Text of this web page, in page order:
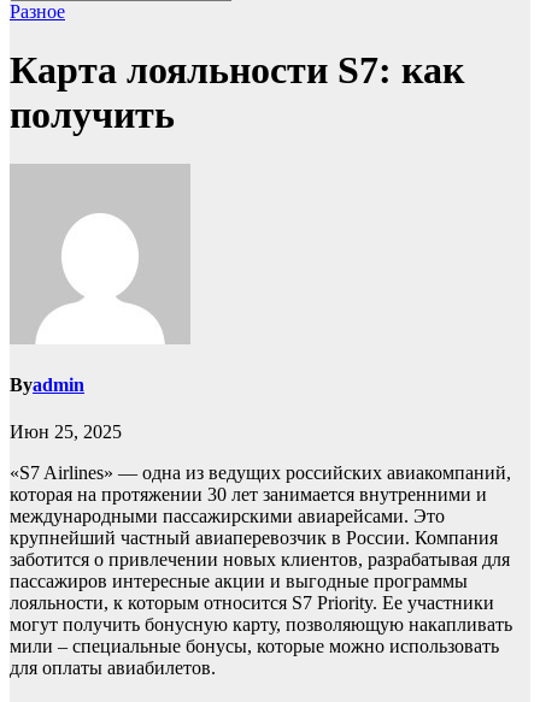
Разное
Карта лояльности S7: как
получить
Byadmin
Июн 25, 2025
«S7 Airlines» — одна из ведущих российских авиакомпаний,
которая на протяжении 30 лет занимается внутренними и
международными пассажирскими авиарейсами. Это
крупнейший частный авиаперевозчик в России. Компания
заботится о привлечении новых клиентов, разрабатывая для
пассажиров интересные акции и выгодные программы
лояльности, к которым относится S7 Priority. Ее участники
могут получить бонусную карту, позволяющую накапливать
мили – специальные бонусы, которые можно использовать
для оплаты авиабилетов.